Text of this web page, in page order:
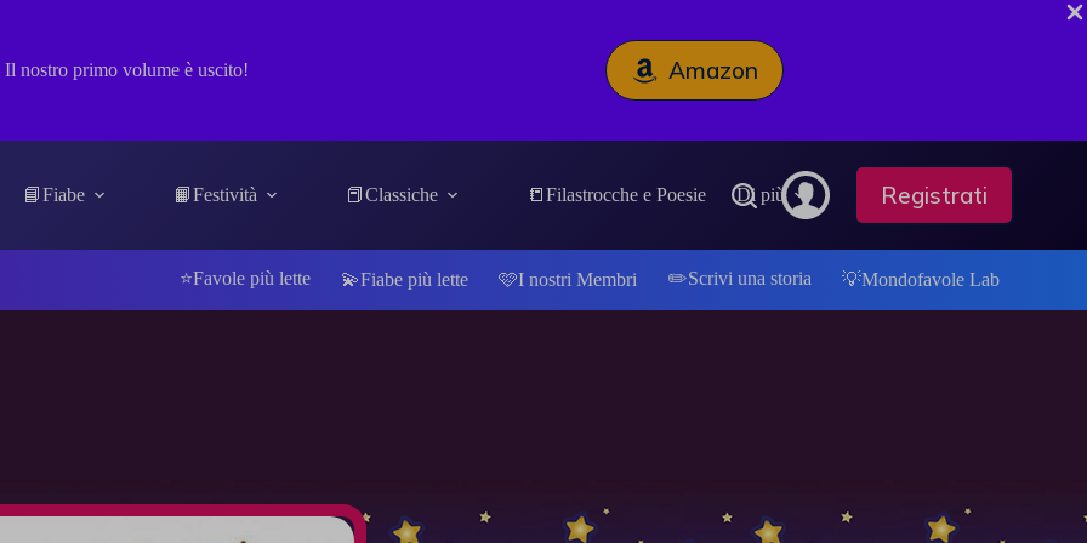
Il nostro primo volume è uscito! Amazon
📘Fiabe 📙Festività 📕Classiche 📒Filastrocche e Poesie Di più Registrati
⭐Favole più lette 💫Fiabe più lette 🩷I nostri Membri ✏️Scrivi una storia 💡Mondofavole Lab